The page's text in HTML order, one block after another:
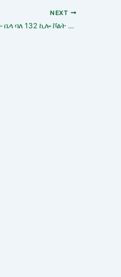
NEXT
ጫካ ባለ 132/15 ኪሎ ቮልት ተንቀሳቃሽ ማከፋፈያ ጣቢያ እና ጫካ – ኮተቤ – ቤላ ባለ 132 ኪሎ ቮልት ከመሬት ሥር ኃይል የማስተላለፊያ ፕሮጀክት